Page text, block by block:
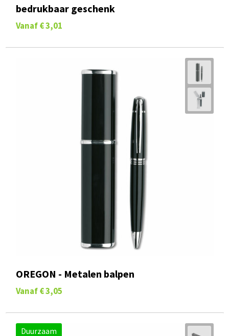
bedrukbaar geschenk
Vanaf € 3,01
OREGON - Metalen balpen
Vanaf € 3,05
Duurzaam